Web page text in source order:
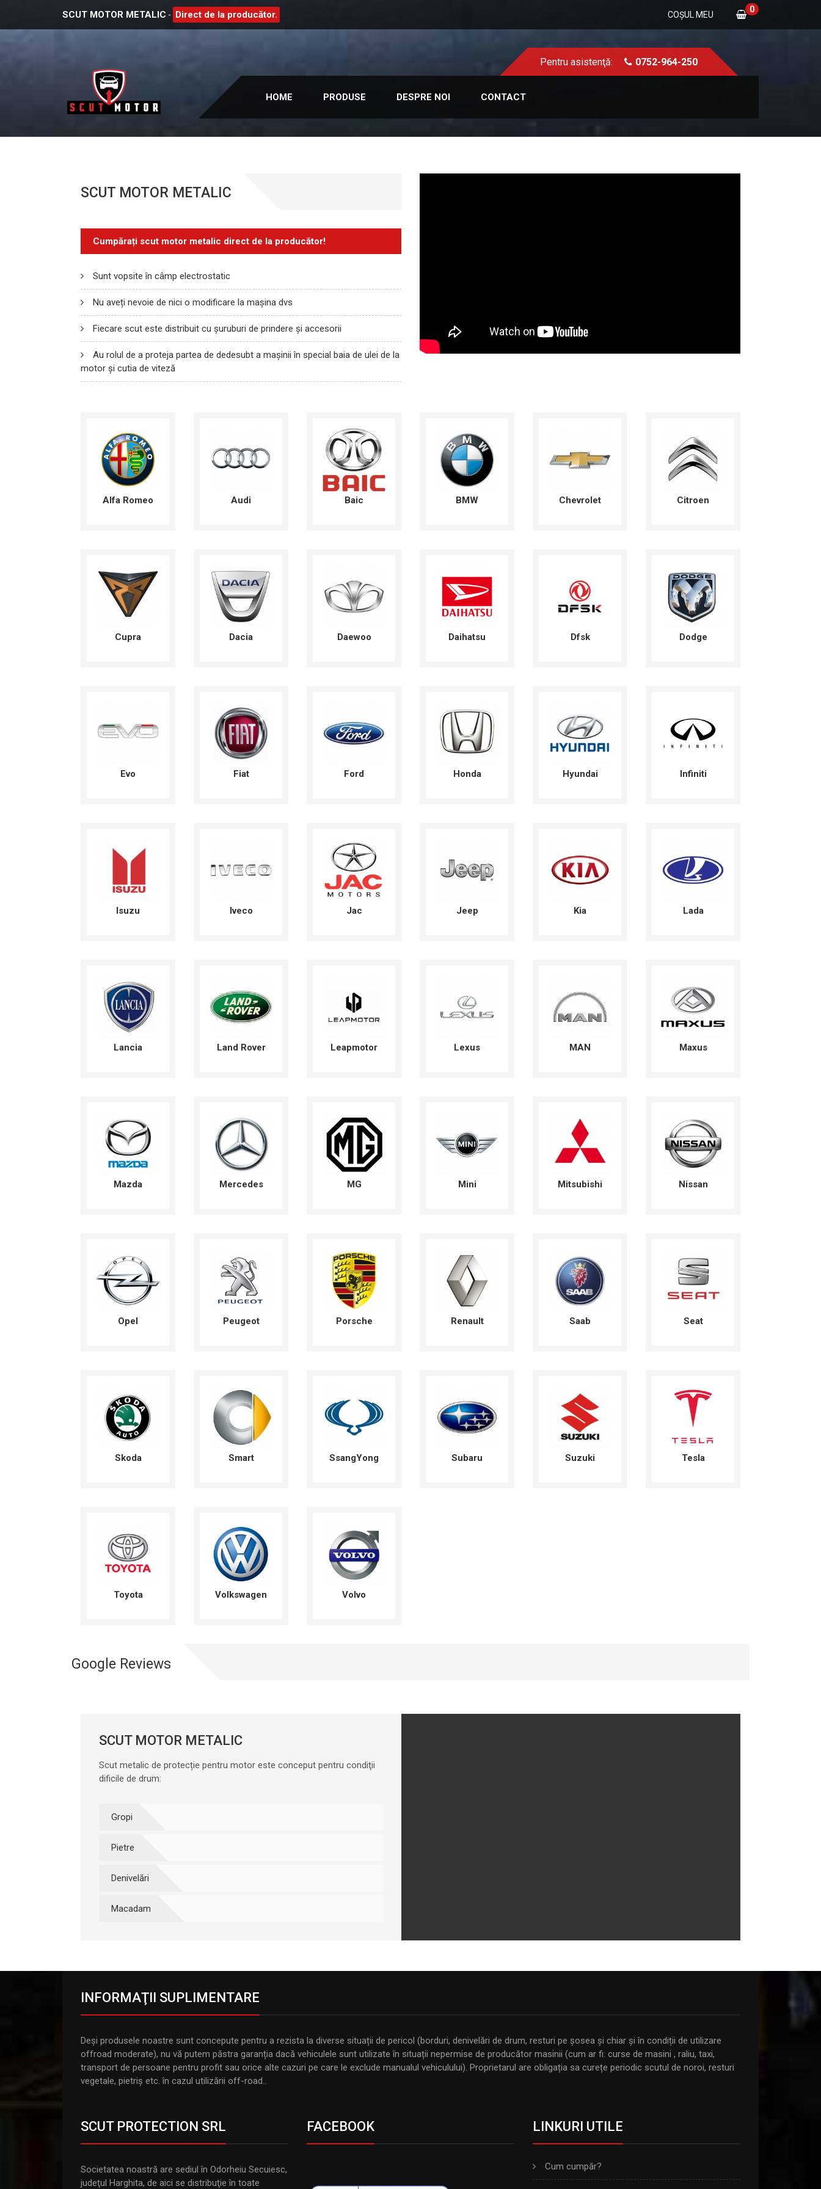
SCUT MOTOR METALIC - Direct de la producător. COŞUL MEU
0
Pentru asistenţă: 0752-964-250
HOME PRODUSE DESPRE NOI CONTACT
SCUT MOTOR METALIC
Cumpărați scut motor metalic direct de la producător!
Sunt vopsite în câmp electrostatic
Nu aveți nevoie de nici o modificare la mașina dvs
Fiecare scut este distribuit cu șuruburi de prindere și accesorii
Au rolul de a proteja partea de dedesubt a mașinii în special baia de ulei de la
motor și cutia de viteză
Alfa Romeo Audi Baic BMW Chevrolet Citroen
Cupra Dacia Daewoo Daihatsu Dfsk Dodge
Evo Fiat Ford Honda Hyundai Infiniti
Isuzu Iveco Jac Jeep Kia Lada
Lancia Land Rover Leapmotor Lexus MAN Maxus
Mazda Mercedes MG Mini Mitsubishi Nissan
Opel Peugeot Porsche Renault Saab Seat
Skoda Smart SsangYong Subaru Suzuki Tesla
Toyota Volkswagen Volvo
Google Reviews
SCUT MOTOR METALIC
Scut metalic de protecție pentru motor este conceput pentru condiţii
dificile de drum:
Gropi
Pietre
Denivelări
Macadam
INFORMAŢII SUPLIMENTARE
Deși produsele noastre sunt concepute pentru a rezista la diverse situații de pericol (borduri, denivelări de drum, resturi pe șosea și chiar și în condiții de utilizare
offroad moderate), nu vă putem păstra garanția dacă vehiculele sunt utilizate în situații nepermise de producător masinii (cum ar fi: curse de masini , raliu, taxi,
transport de persoane pentru profit sau orice alte cazuri pe care le exclude manualul vehiculului). Proprietarul are obligația sa curețe periodic scutul de noroi, resturi
vegetale, pietriș etc. în cazul utilizării off-road..
SCUT PROTECTION SRL
Societatea noastră are sediul în Odorheiu Secuiesc,
judeţul Harghita, de aici se distribuţie în toate
FACEBOOK LINKURI UTILE
Cum cumpăr?